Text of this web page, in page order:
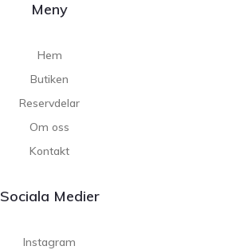
Meny
Hem
Butiken
Reservdelar
Om oss
Kontakt
Sociala Medier
Instagram